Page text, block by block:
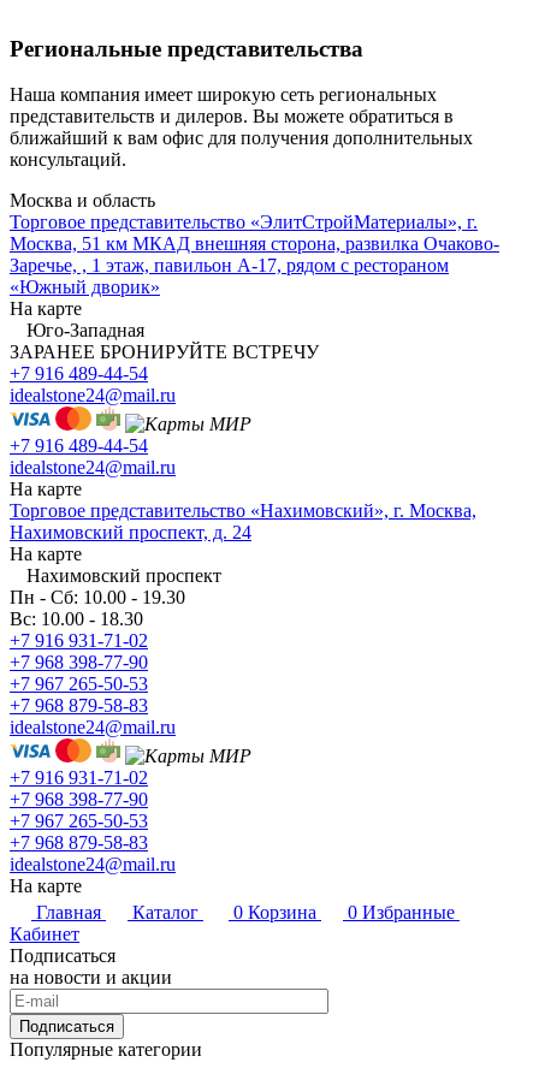
Региональные представительства
Наша компания имеет широкую сеть региональных
представительств и дилеров. Вы можете обратиться в
ближайший к вам офис для получения дополнительных
консультаций.
Москва и область
Торговое представительство «ЭлитСтройМатериалы», г.
Москва, 51 км МКАД внешняя сторона, развилка Очаково-
Заречье, , 1 этаж, павильон А-17, рядом с рестораном
«Южный дворик»
На карте
Юго-Западная
ЗАРАНЕЕ БРОНИРУЙТЕ ВСТРЕЧУ
+7 916 489-44-54
idealstone24@mail.ru
+7 916 489-44-54
idealstone24@mail.ru
На карте
Торговое представительство «Нахимовский», г. Москва,
Нахимовский проспект, д. 24
На карте
Нахимовский проспект
Пн - Сб: 10.00 - 19.30
Вс: 10.00 - 18.30
+7 916 931-71-02
+7 968 398-77-90
+7 967 265-50-53
+7 968 879-58-83
idealstone24@mail.ru
+7 916 931-71-02
+7 968 398-77-90
+7 967 265-50-53
+7 968 879-58-83
idealstone24@mail.ru
На карте
Главная
Каталог 0 Корзина 0 Избранные
Кабинет
Подписаться
на новости и акции
Подписаться
Популярные категории